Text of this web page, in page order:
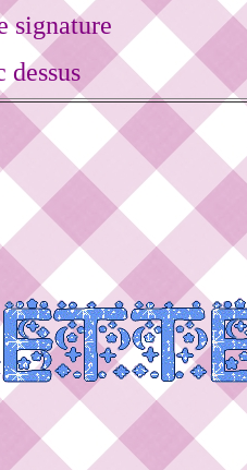
signature